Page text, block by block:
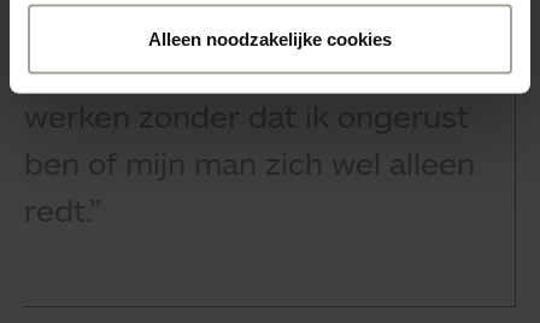
Alleen noodzakelijke cookies
“Ik kan nu de deur uit engaan
werken zonder dat ik ongerust
ben of mijn man zich wel alleen
redt.”